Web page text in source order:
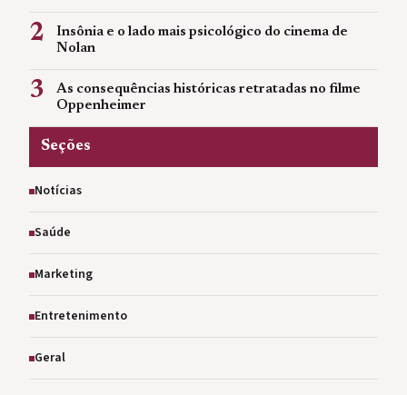
2
Insônia e o lado mais psicológico do cinema de
Nolan
3
As consequências históricas retratadas no filme
Oppenheimer
Seções
Notícias
Saúde
Marketing
Entretenimento
Geral